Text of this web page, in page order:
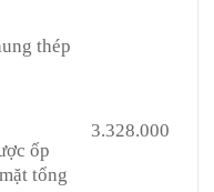
thép
ốp
tổng
3.328.000